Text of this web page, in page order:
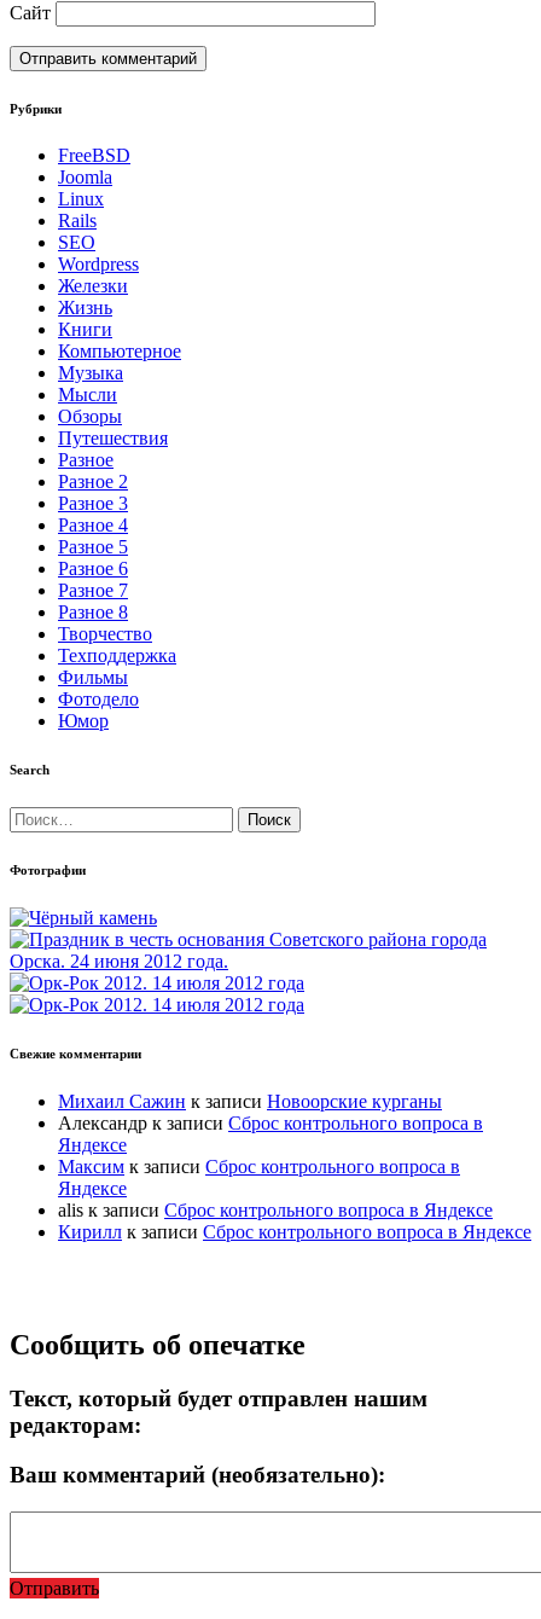
Сайт
Рубрики
FreeBSD
Joomla
Linux
Rails
SEO
Wordpress
Железки
Жизнь
Книги
Компьютерное
Музыка
Мысли
Обзоры
Путешествия
Разное
Разное 2
Разное 3
Разное 4
Разное 5
Разное 6
Разное 7
Разное 8
Творчество
Техподдержка
Фильмы
Фотодело
Юмор
Search
Найти:
Фотографии
Свежие комментарии
Михаил Сажин к записи Новоорские курганы
Александр к записи Сброс контрольного вопроса в
Яндексе
Максим к записи Сброс контрольного вопроса в
Яндексе
alis к записи Сброс контрольного вопроса в Яндексе
Кирилл к записи Сброс контрольного вопроса в Яндексе
Прокрутка
вверх
Сообщить об опечатке
Текст, который будет отправлен нашим
редакторам:
Ваш комментарий (необязательно):
Отправить